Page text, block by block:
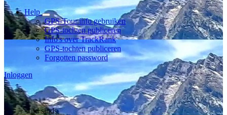
Help
GPS-Tour.info gebruiken
GPS-tochten publiceren
Info's over TrackRank
GPS-tochten publiceren
Forgotten password
Inloggen
Lid sinds